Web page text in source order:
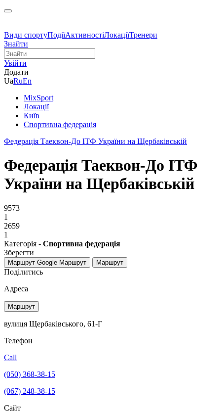
Види спортуПодіїАктивностіЛокаціїТренери
Знайти
Увійти
Додати
UaRuEn
MixSport
Локації
Київ
Спортивна федерація
Федерація Таеквон-До ІТФ України на Щербаківській
Федерація Таеквон-До ІТФ
України на Щербаківській
9573
1
2659
1
Категорія - Спортивна федерація
Зберегти
Маршрут Google Маршрут Маршрут
Поділитись
Адреса
Маршрут
вулиця Щербаківського, 61-Г
Телефон
Call
(050) 368-38-15
(067) 248-38-15
Сайт